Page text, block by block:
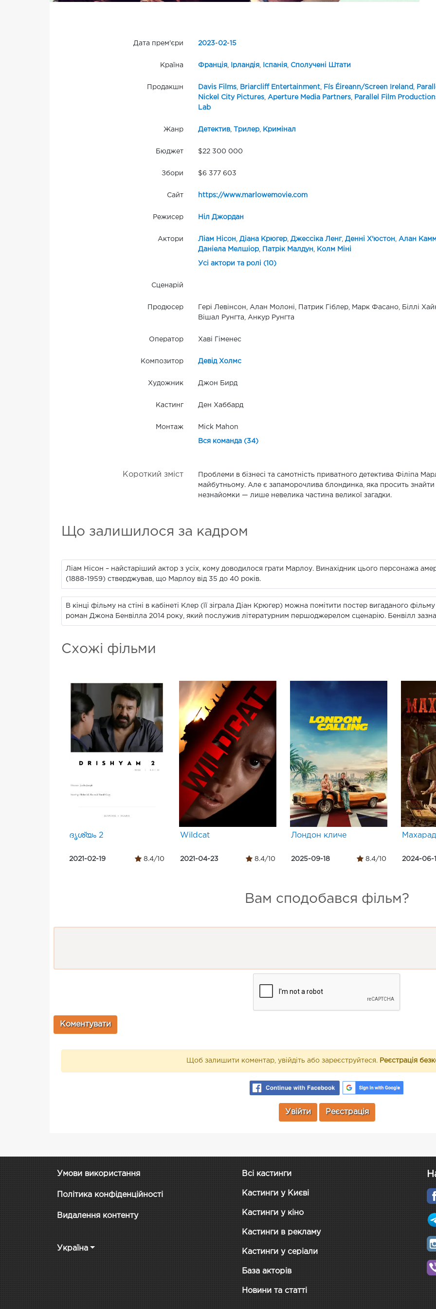
Дата прем'єри 2023-02- 15
Країна Франція Ірландія Іспанія Сполучені Штати
Продакшн Davis Films, Briarcliff Entertainment, Fís Éireann/Screen Ireland
Nickel City Pictures, Aperture Media Partners, Parallel Film
Lab
Жанр Детектив, Трилер, Кримінал
Бюджет $22 300 000
Збори $6 377 603
Сайт https://www.marlowemovie.com
Режисер Ніл Джордан
Актори Ліам Нісон Діана Крюгер, Джессіка Ленг, Денні Х'юстон Алан
Даніела Мелшіор, Патрік Малдун Колм Міні
Усі актори та ролі (10)
Сценарій
Продюсер Гері Левінсон, Алан Молоні, Патрик Гіблер, Марк Фасано, Біллі
Вішал Рунгта, Анкур Рунгта
Оператор Хаві Гіменес
Композитор Девід Холмс
Художник Джон Бирд
Кастинг Ден Хаббард
Монтаж Mick Mahon
Вся команда (34)
Короткий зміст
Проблеми в бізнесі та самотність приватного детектива Філіпа
майбутньому. Але є запаморочлива блондинка, яка просить
незнайомки — лише невелика частина великої загадки.
Що залишилося за кадром
Ліам Нісон – найстаріший актор з усіх, кому доводилося грати Марлоу. Винахідник цього персонажа
(1888-1959) стверджував, що Марлоу від 35 до 40 років.
В кінці фільму на стіні в кабінеті Клер (її зіграла Діан Крюгер) можна помітити постер вигаданого
роман Джона Бенвілла 2014 року, який послужив літературним першоджерелом сценарію. Бенвілл
Схожі фільми
ദൃശ്യം 2
2021-02-19 8.4/10
Wildcat
2021-04-23 8.4/10
Лондон кличе
2025-09-18 8.4/10 2024-06-
Вам сподобався фільм?
Щоб залишити коментар, увійдіть або зареєструйтеся. Реєстрація
Увійти Реєстрація
Умови використання
Політика конфіденційності
Видалення контенту
Україна
Всі кастинги
Кастинги у Києві
Кастинги у кіно
Кастинги в рекламу
Кастинги у серіали
База акторів
Новини та статті